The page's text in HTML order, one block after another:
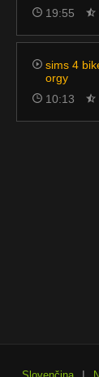
19:55
sims 4
orgy
10:13